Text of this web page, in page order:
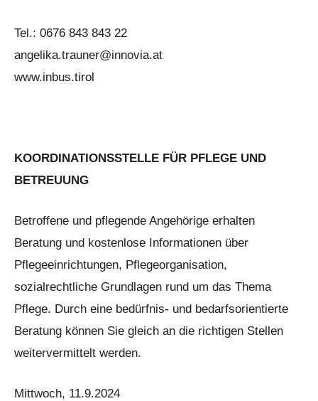
Tel.: 0676 843 843 22
angelika.trauner@innovia.at
www.inbus.tirol
KOORDINATIONSSTELLE FÜR PFLEGE UND
BETREUUNG
Betroffene und pflegende Angehörige erhalten
Beratung und kostenlose Informationen über
Pflegeeinrichtungen, Pflegeorganisation,
sozialrechtliche Grundlagen rund um das Thema
Pflege. Durch eine bedürfnis- und bedarfsorientierte
Beratung können Sie gleich an die richtigen Stellen
weitervermittelt werden.
Mittwoch, 11.9.2024